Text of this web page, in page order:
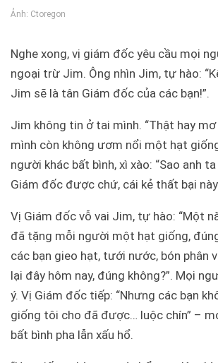
Ảnh: Ctoregon
Nghe xong, vị giám đốc yêu cầu mọi
ngoại trừ Jim. Ông nhìn Jim, tự hào:
Jim sẽ là tân Giám đốc của các bạn!”.
Jim không tin ở tai mình. “Thật hay
mình còn không ươm nổi một hạt
người khác bất bình, xì xào: “Sao anh
Giám đốc được chứ, cái kẻ thất bại
Vị Giám đốc vỗ vai Jim, tự hào: “Một
đã tặng mỗi người một hạt giống,
các bạn gieo hạt, tưới nước, bón phân
lại đây hôm nay, đúng không?”. Mọi
ý. Vị Giám đốc tiếp: “Nhưng các bạn
giống tôi cho đã được… luộc chín” –
bất bình pha lẫn xấu hổ.